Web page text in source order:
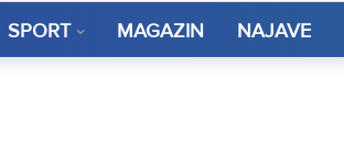
SPORT MAGAZIN NAJAVE